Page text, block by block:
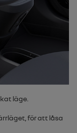
läge.
för att låsa